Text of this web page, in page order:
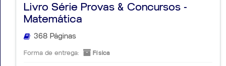
Livro Série Provas & Concursos -
Matemática
368 Páginas
Forma de entrega: Física